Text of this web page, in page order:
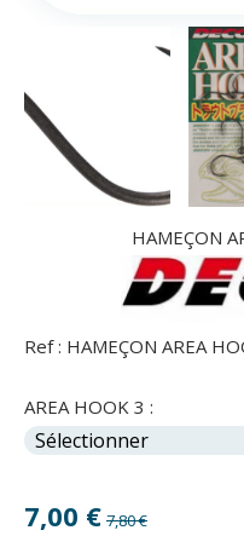
HAMEÇON
Ref : HAMEÇON AREA
AREA HOOK 3 :
7,00 € 7,80 €